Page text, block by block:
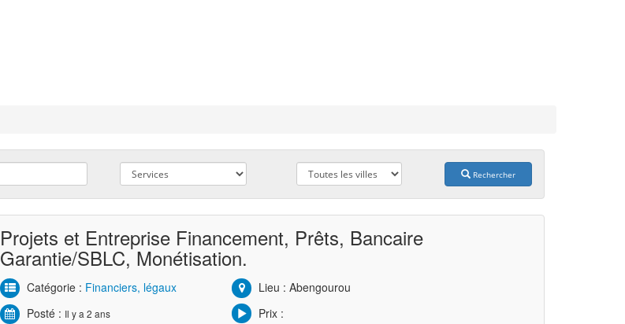
Rechercher
Projets et Entreprise Financement, Prêts, Bancaire
Garantie/SBLC, Monétisation.
Catégorie : Financiers, légaux
Lieu : Abengourou
Posté : Il y a 2 ans Prix :